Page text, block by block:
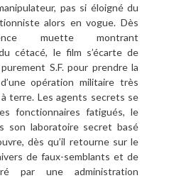
pas si éloigné du
alors en vogue. Dès
muette montrant
cétacé, le film s’écarte de
purement S.F. pour prendre la
’une opération militaire très
à terre. Les agents secrets se
fonctionnaires fatigués, le
son laboratoire secret basé
dès qu’il retourne sur le
de faux-semblants et de
ré par une administration